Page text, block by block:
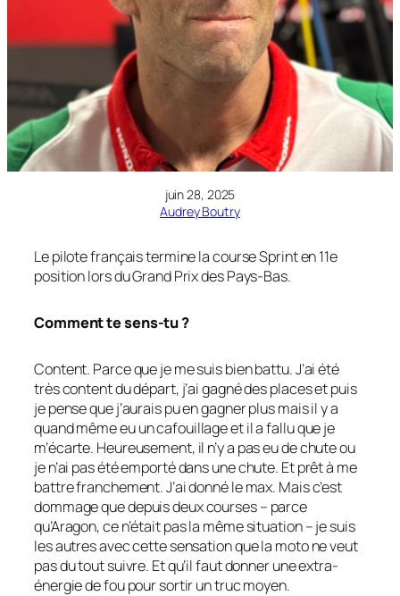
juin 28, 2025
Audrey Boutry
Le pilote français termine la course Sprint en 11e
position lors du Grand Prix des Pays-Bas.
Comment te sens-tu ?
Content. Parce que je me suis bien battu. J’ai été
très content du départ, j’ai gagné des places et puis
je pense que j’aurais pu en gagner plus mais il y a
quand même eu un cafouillage et il a fallu que je
m’écarte. Heureusement, il n’y a pas eu de chute ou
je n’ai pas été emporté dans une chute. Et prêt à me
battre franchement. J’ai donné le max. Mais c’est
dommage que depuis deux courses – parce
qu’Aragon, ce n’était pas la même situation – je suis
les autres avec cette sensation que la moto ne veut
pas du tout suivre. Et qu’il faut donner une extra-
énergie de fou pour sortir un truc moyen.